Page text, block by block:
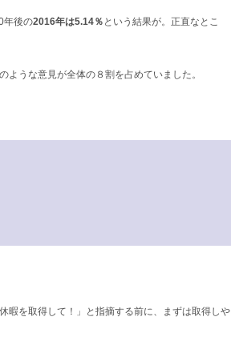
年後の2016年は5.14％ という結果が。正直なとこ
うな意見が全体の８割を占めていました。
暇を取得して！」と指摘する前に、まずは取得しや